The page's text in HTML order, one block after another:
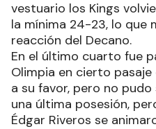
vestuario los Kings
la mínima 24-23, lo que
reacción del Decano.
En el último cuarto fue
Olimpia en cierto
a su favor, pero no
una última posesión,
Édgar Riveros se